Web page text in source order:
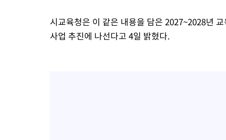
시교육청은 이 같은 내용을 담은 2027~2028년
사업 추진에 나선다고 4일 밝혔다.